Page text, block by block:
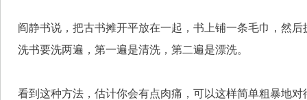
阎静书说，把古书摊开平放在一起，书上铺一条毛巾，然
洗书要洗两遍，第一遍是清洗，第二遍是漂洗。
看到这种方法，估计你会有点肉痛，可以这样简单粗暴地对